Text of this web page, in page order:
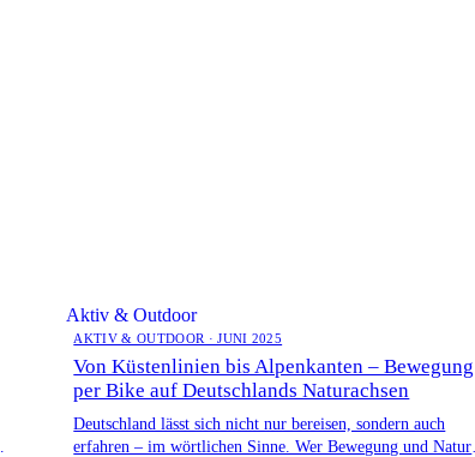
Aktiv & Outdoor
AKTIV & OUTDOOR · JUNI 2025
Von Küstenlinien bis Alpenkanten – Bewegung
per Bike auf Deutschlands Naturachsen
Deutschland lässt sich nicht nur bereisen, sondern auch
erfahren – im wörtlichen Sinne. Wer Bewegung und Natur